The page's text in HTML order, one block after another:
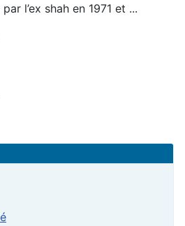
l’ex shah en 1971 et ...